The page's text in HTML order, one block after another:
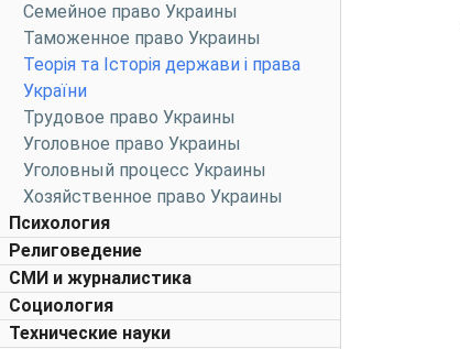
Семейное право Украины
Таможенное право Украины
Теорія та Історія держави і права
України
Трудовое право Украины
Уголовное право Украины
Уголовный процесс Украины
Хозяйственное право Украины
Психология
Религоведение
СМИ и журналистика
Социология
Технические науки